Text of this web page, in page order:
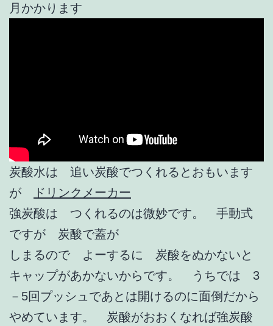
月かかります
炭酸水は 追い炭酸でつくれるとおもいます
が
ドリンクメーカー
強炭酸は つくれるのは微妙です。 手動式
ですが 炭酸で蓋が
しまるので よーするに 炭酸をぬかないと
キャップがあかないからです。 うちでは 3
－5回プッシュであとは開けるのに面倒だから
やめています。 炭酸がおおくなれば強炭酸